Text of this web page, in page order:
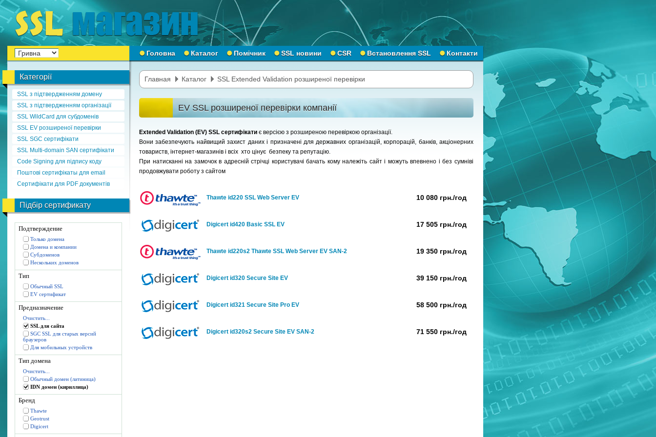
Головна Каталог Помічник SSL новини CSR Встановлення SSL Контакти
Категорії
SSL з підтвердженням домену
SSL з підтвердженням організації
SSL WildCard для субдоменів
SSL EV розширеної перевірки
SSL SGC сертифікати
SSL Multi-domain SAN сертифікати
Code Signing для підпису коду
Поштові сертифікаты для email
Сертифікати для PDF документів
Підбір сертификату
Подтверждение
Только домена
Домена и компании
Субдоменов
Нескольких доменов
Тип
Обычный SSL
EV сертификат
Предназначение
Очистить...
SSL для сайта
SGC SSL для старых версий
браузеров
Для мобильных устройств
Тип домена
Очистить...
Обычный домен (латиница)
IDN домен (кириллица)
Бренд
Thawte
Geotrust
Digicert
Главная Каталог SSL Extended Validation розширеної перевірки
EV SSL розширеної перевірки компанії
Extended Validation (EV) SSL сертифікати є версією з розширеною перевіркою організації.
Вони забезпечують найвищий захист даних і призначені для державних організацій, корпорацій, банків, акціонерних
товариств, інтернет-магазинів і всіх хто цінує безпеку та репутацію.
При натисканні на замочок в адресній стрічці користувачі бачать кому належіть сайт і можуть впевнено і без сумніві
продовжувати роботу з сайтом
Thawte id220 SSL Web Server EV 10 080 грн./год
Digicert id420 Basic SSL EV 17 505 грн./год
Thawte id220s2 Thawte SSL Web Server EV SAN-2 19 350 грн./год
Digicert id320 Secure Site EV 39 150 грн./год
Digicert id321 Secure Site Pro EV 58 500 грн./год
Digicert id320s2 Secure Site EV SAN-2 71 550 грн./год